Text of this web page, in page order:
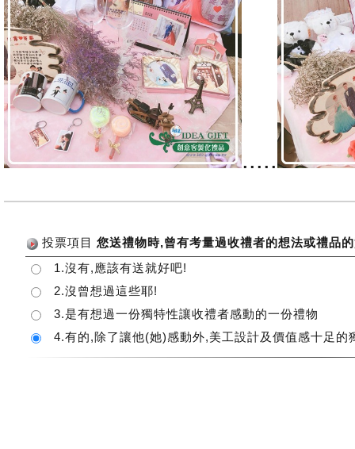
.....